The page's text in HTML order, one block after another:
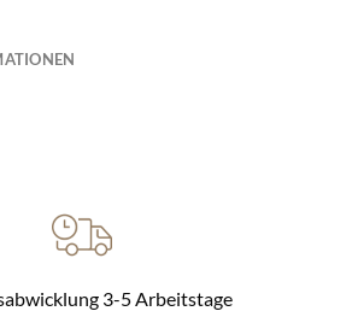
3-5 Arbeitstage